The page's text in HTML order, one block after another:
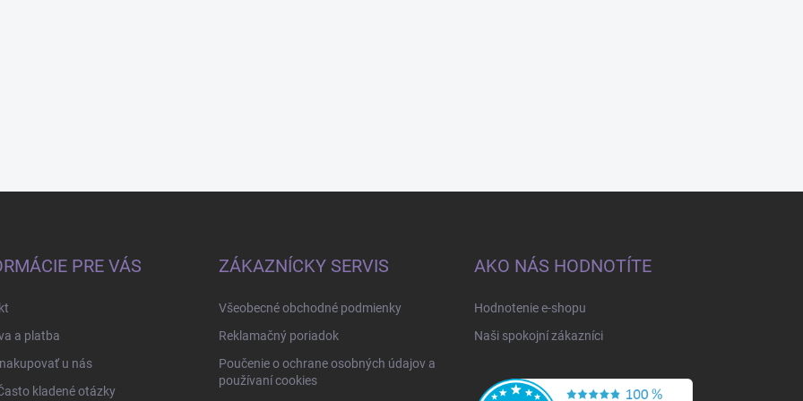
PRE VÁS
a platba
u nás
kladené otázky
ZÁKAZNÍCKY SERVIS
Všeobecné obchodné podmienky
Reklamačný poriadok
Poučenie o ochrane osobných údajov a
používaní cookies
AKO NÁS HODNOTÍTE
Hodnotenie e-shopu
Naši spokojní zákazníci